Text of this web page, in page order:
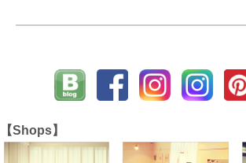
【Shops】